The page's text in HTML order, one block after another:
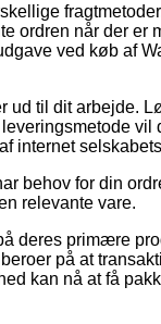
ordren når der er
ved køb af
til dit arbejde.
internet
behov for din
relevante vare.
deres primære
på at
kan nå at få